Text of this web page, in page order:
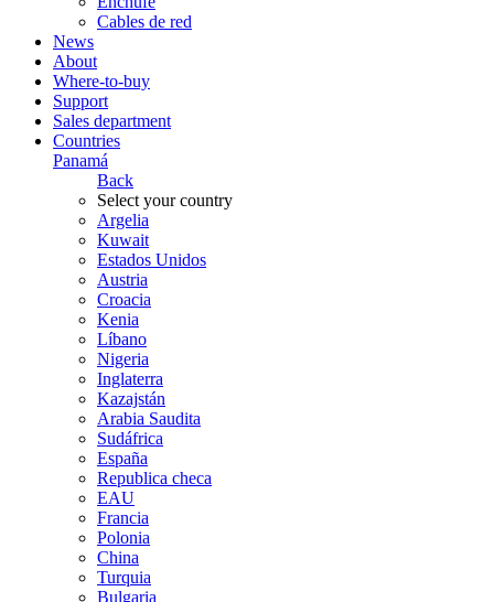
Cables de red
News
About
Where-to-buy
Support
Sales department
Countries
Panamá
Back
Select your country
Argelia
Kuwait
Estados Unidos
Austria
Croacia
Kenia
Líbano
Nigeria
Inglaterra
Kazajstán
Arabia Saudita
Sudáfrica
España
Republica checa
EAU
Francia
Polonia
China
Turquia
Bulgaria